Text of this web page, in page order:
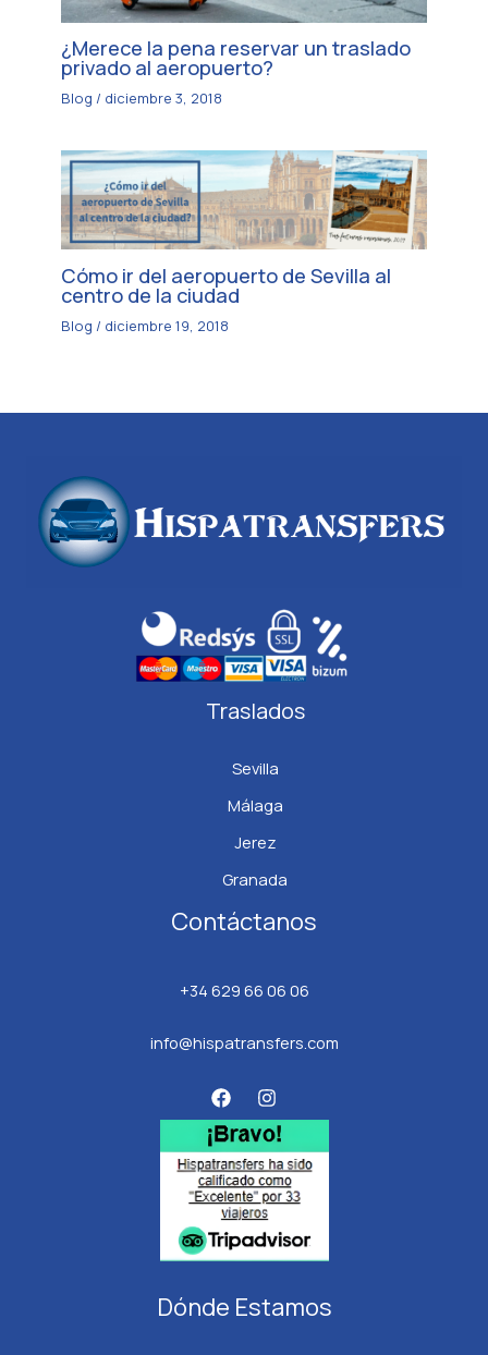
¿Merece la pena reservar un traslado
privado al aeropuerto?
Blog / diciembre 3, 2018
Cómo ir del aeropuerto de Sevilla al
centro de la ciudad
Blog / diciembre 19, 2018
Traslados
Sevilla
Málaga
Jerez
Granada
Contáctanos
+34 629 66 06 06
info@hispatransfers.com
Dónde Estamos